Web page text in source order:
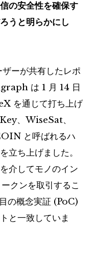
の安全性を確保す
うと明らかにし
ーが共有したレポ
は 1 月 14 日
を通じて打ち上げ
、WiseSat、
と呼ばれるハ
立ち上げました。
介してモノのイン
クンを取引するこ
の概念実証 (PoC)
と一致していま